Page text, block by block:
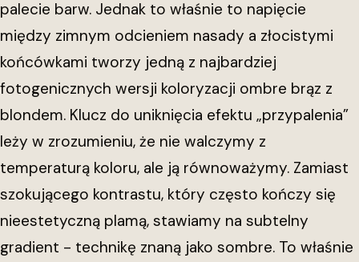
palecie barw. Jednak to właśnie to napięcie
między zimnym odcieniem nasady a złocistymi
końcówkami tworzy jedną z najbardziej
fotogenicznych wersji koloryzacji ombre brąz z
blondem. Klucz do uniknięcia efektu „przypalenia”
leży w zrozumieniu, że nie walczymy z
temperaturą koloru, ale ją równoważymy. Zamiast
szokującego kontrastu, który często kończy się
nieestetyczną plamą, stawiamy na subtelny
gradient - technikę znaną jako sombre. To właśnie